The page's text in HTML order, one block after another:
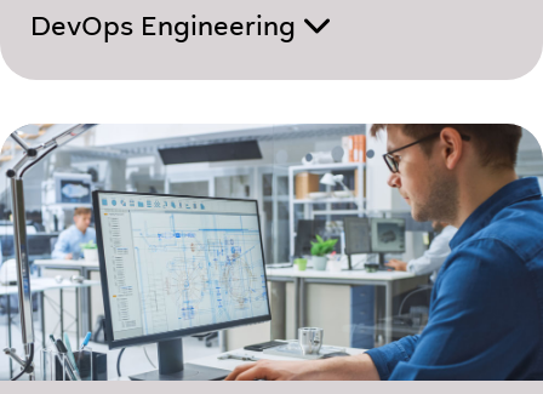
DevOps Engineering